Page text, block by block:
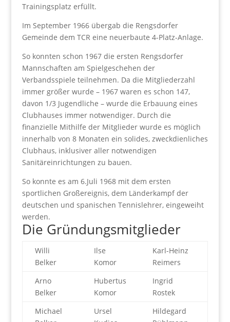
Trainingsplatz erfüllt.
Im September 1966 übergab die Rengsdorfer
Gemeinde dem TCR eine neuerbaute 4-Platz-Anlage.
So konnten schon 1967 die ersten Rengsdorfer
Mannschaften am Spielgeschehen der
Verbandsspiele teilnehmen. Da die Mitgliederzahl
immer größer wurde – 1967 waren es schon 147,
davon 1/3 Jugendliche – wurde die Erbauung eines
Clubhauses immer notwendiger. Durch die
finanzielle Mithilfe der Mitglieder wurde es möglich
innerhalb von 8 Monaten ein solides, zweckdienliches
Clubhaus, inklusiver aller notwendigen
Sanitäreinrichtungen zu bauen.
So konnte es am 6.Juli 1968 mit dem ersten
sportlichen Großereignis, dem Länderkampf der
deutschen und spanischen Tennislehrer, eingeweiht
werden.
Die Gründungsmitglieder
Willi
Belker
Ilse
Komor
Karl-Heinz
Reimers
Arno
Belker
Hubertus
Komor
Ingrid
Rostek
Michael
Ursel
Hildegard